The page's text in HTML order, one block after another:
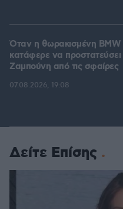
Όταν η θωρακισμένη BMW
κατάφερε να προστατεύσει
Ζαμπούνη από τις σφαίρες
07.08.2026, 19:08
Δείτε Επίσης